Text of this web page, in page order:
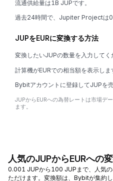
流通供給量は1B JUPです。
過去24時間で、Jupiter Projectは
JUPをEURに変換する方法
変換したいJUPの数量を入力してく
計算機がEURでの相当額を表示しま
Bybitアカウントに登録してJUPを
JUPからEURへの為替レートは市場デ
ます。
人気のJUPからEURへの
0.001 JUPから100 JUPまで、人気
ただけます。変換額は、Bybitが集約